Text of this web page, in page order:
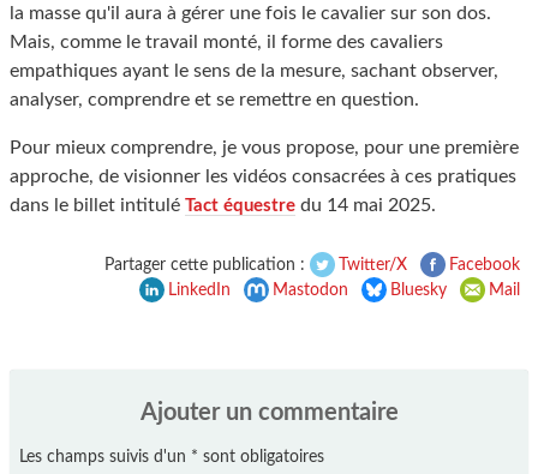
la masse qu'il aura à gérer une fois le cavalier sur son dos.
Mais, comme le travail monté, il forme des cavaliers
empathiques ayant le sens de la mesure, sachant observer,
analyser, comprendre et se remettre en question.
Pour mieux comprendre, je vous propose, pour une première
approche, de visionner les vidéos consacrées à ces pratiques
dans le billet intitulé Tact équestre du 14 mai 2025.
Partager cette publication : Twitter/X
Facebook
LinkedIn
Mastodon Bluesky Mail
Ajouter un commentaire
Les champs suivis d'un * sont obligatoires